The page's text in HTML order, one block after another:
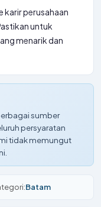
karir perusahaan
untuk
menarik dan
sumber
persyaratan
tidak memungut
Batam